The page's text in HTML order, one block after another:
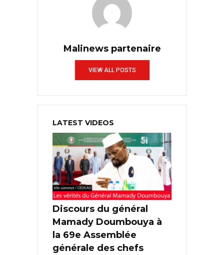
Malinews partenaire
VIEW ALL POSTS
LATEST VIDEOS
Discours du général
Mamady Doumbouya à
la 69e Assemblée
générale des chefs